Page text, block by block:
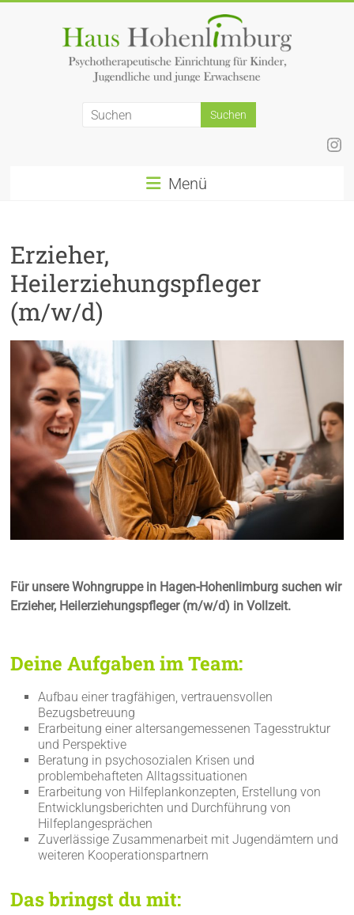
Menü
Erzieher,
Heilerziehungspfleger
(m/w/d)
Für unsere Wohngruppe in Hagen-Hohenlimburg suchen wir
Erzieher, Heilerziehungspfleger (m/w/d) in Vollzeit.
Deine Aufgaben im Team:
Aufbau einer tragfähigen, vertrauensvollen
Bezugsbetreuung
Erarbeitung einer altersangemessenen Tagesstruktur
und Perspektive
Beratung in psychosozialen Krisen und
problembehafteten Alltagssituationen
Erarbeitung von Hilfeplankonzepten, Erstellung von
Entwicklungsberichten und Durchführung von
Hilfeplangesprächen
Zuverlässige Zusammenarbeit mit Jugendämtern und
weiteren Kooperationspartnern
Das bringst du mit: